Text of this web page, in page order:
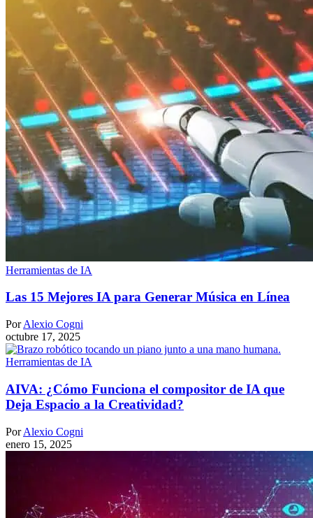
Herramientas de IA
Las 15 Mejores IA para Generar Música en Línea
Por Alexio Cogni
octubre 17, 2025
Herramientas de IA
AIVA: ¿Cómo Funciona el compositor de IA que
Deja Espacio a la Creatividad?
Por Alexio Cogni
enero 15, 2025